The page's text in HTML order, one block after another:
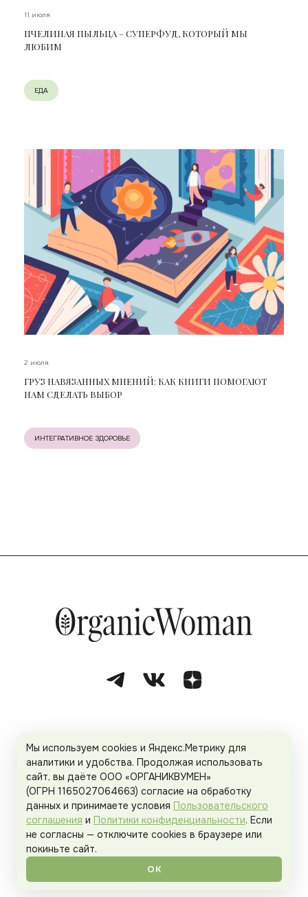
11 июля
ПЧЕЛИНАЯ ПЫЛЬЦА – СУПЕРФУД, КОТОРЫЙ МЫ
ЛЮБИМ
ЕДА
2 июля
ГРУЗ НАВЯЗАННЫХ МНЕНИЙ: КАК КНИГИ ПОМОГАЮТ
НАМ СДЕЛАТЬ ВЫБОР
ИНТЕГРАТИВНОЕ ЗДОРОВЬЕ
Спецпроекты
Рекламодателям Политика конфиденциальности
Пользовательское соглашение
Organicwoman.ru
Мы используем cookies и Яндекс.Метрику для
аналитики и удобства. Продолжая использовать
сайт, вы даёте ООО «ОРГАНИКВУМЕН»
(ОГРН 1165027064663) согласие на обработку
данных и принимаете условия Пользовательского
соглашения и Политики конфиденциальности. Если
не согласны — отключите cookies в браузере или
покиньте сайт.
ОК